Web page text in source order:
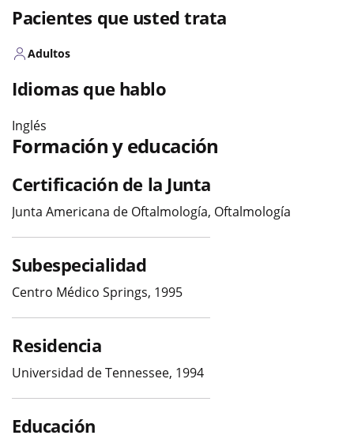
Pacientes que usted trata
Adultos
Idiomas que hablo
Inglés
Formación y educación
Certificación de la Junta
Junta Americana de Oftalmología, Oftalmología
Subespecialidad
Centro Médico Springs, 1995
Residencia
Universidad de Tennessee, 1994
Educación